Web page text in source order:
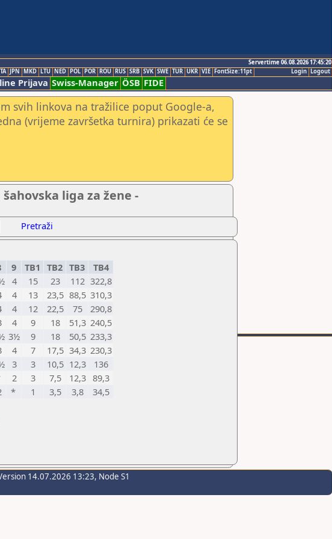
Servertime 06.08.2026 17:45:20
Logout
Login
JPN MKD LTU NED POL POR ROU RUS SRB SVK SWE TUR UKR VIE FontSize:11pt
Prijava Swiss-Manager ÖSB FIDE
svih linkova na tražilice poput Google-a,
(vrijeme završetka turnira) prikazati će se
liga za žene -
Pretraži
9 TB1 TB2 TB3
TB4
4 15 23 112 322,8
4 13 23,5 88,5 310,3
4 12 22,5 75
290,8
4 9 18 51,3 240,5
3½ 9 18 50,5 233,3
4 7 17,5 34,3 230,3
3 3 10,5 12,3
136
2 3 7,5 12,3 89,3
* 1 3,5 3,8
34,5
14.07.2026 13:23, Node S1